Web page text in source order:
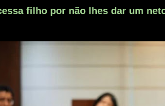
filho por não lhes dar um